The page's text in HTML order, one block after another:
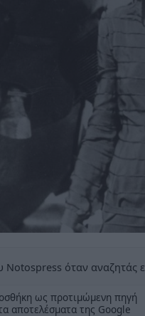
όταν αναζητάς
ως προτιμώμενη πηγή
αποτελέσματα της Google